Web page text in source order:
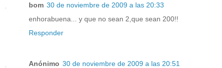
bom 30 de noviembre de 2009 a las 20:33
enhorabuena... y que no sean 2,que sean 200!!
Responder
Anónimo 30 de noviembre de 2009 a las 20:51